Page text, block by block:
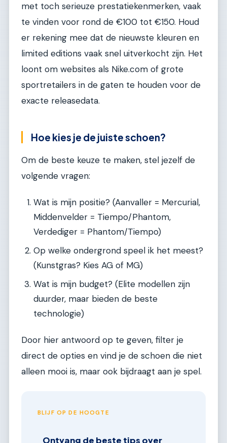
met toch serieuze prestatiekenmerken, vaak
te vinden voor rond de €100 tot €150. Houd
er rekening mee dat de nieuwste kleuren en
limited editions vaak snel uitverkocht zijn. Het
loont om websites als Nike.com of grote
sportretailers in de gaten te houden voor de
exacte releasedata.
Hoe kies je de juiste schoen?
Om de beste keuze te maken, stel jezelf de
volgende vragen:
Wat is mijn positie? (Aanvaller = Mercurial,
Middenvelder = Tiempo/Phantom,
Verdediger = Phantom/Tiempo)
Op welke ondergrond speel ik het meest?
(Kunstgras? Kies AG of MG)
Wat is mijn budget? (Elite modellen zijn
duurder, maar bieden de beste
technologie)
Door hier antwoord op te geven, filter je
direct de opties en vind je de schoen die niet
alleen mooi is, maar ook bijdraagt aan je spel.
BLIJF OP DE HOOGTE
Ontvang de beste tips over